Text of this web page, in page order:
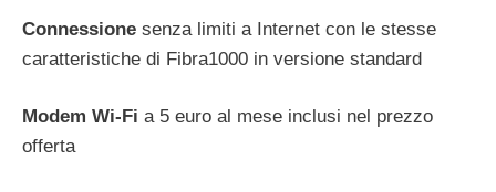
Connessione senza limiti a Internet con le stesse
caratteristiche di Fibra1000 in versione standard
Modem Wi-Fi a 5 euro al mese inclusi nel prezzo
offerta